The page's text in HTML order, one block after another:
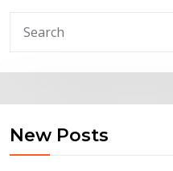
New Posts